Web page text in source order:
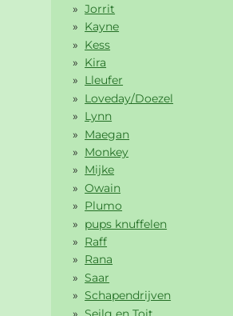
Jorrit
Kayne
Kess
Kira
Lleufer
Loveday/Doezel
Lynn
Maegan
Monkey
Mijke
Owain
Plumo
pups knuffelen
Raff
Rana
Saar
Schapendrijven